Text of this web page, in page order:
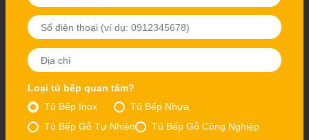
Hotline: 0867 475 128
Email:noithatthuanphat88@gmail.com
Loại tủ bếp quan tâm?
Tủ Bếp Inox
Tủ Bếp Nhựa
Tủ Bếp Gỗ Tự Nhiên
Tủ Bếp Gỗ Công Nghiệp